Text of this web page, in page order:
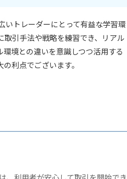
トレーダーにとって有益な学習環
引手法や戦略を練習でき、リアル
境との違いを意識しつつ活用する
利点でございます。